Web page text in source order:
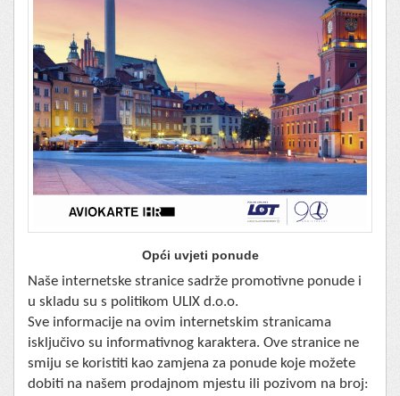
Opći uvjeti ponude
Naše internetske stranice sadrže promotivne ponude i
u skladu su s politikom ULIX d.o.o.
Sve informacije na ovim internetskim stranicama
isključivo su informativnog karaktera. Ove stranice ne
smiju se koristiti kao zamjena za ponude koje možete
dobiti na našem prodajnom mjestu ili pozivom na broj: